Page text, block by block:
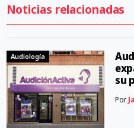
Noticias relacionadas
Audiología
su
Por